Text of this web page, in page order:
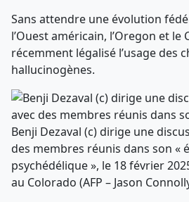
Sans attendre une évolution
l’Ouest américain, l’Oregon et le
récemment légalisé l’usage des
hallucinogènes.
Benji Dezaval (c) dirige une
des membres réunis dans son «
psychédélique », le 18 février
au Colorado (AFP – Jason